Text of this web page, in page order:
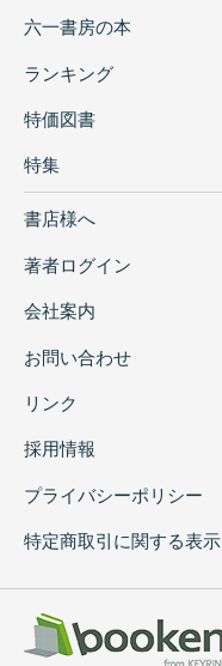
六一書房の本
ランキング
特価図書
特集
書店様へ
著者ログイン
会社案内
お問い合わせ
リンク
採用情報
プライバシーポリシー
特定商取引に関する表示